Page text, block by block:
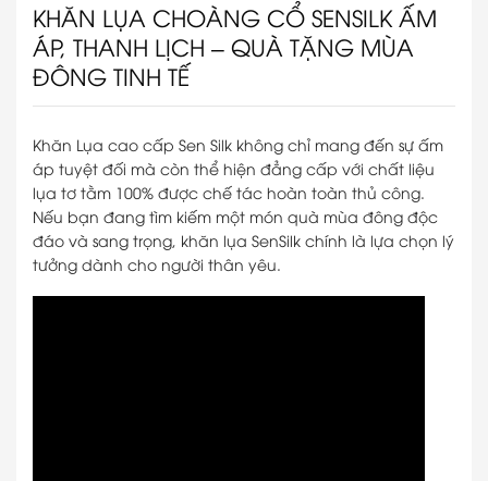
KHĂN LỤA CHOÀNG CỔ SENSILK ẤM
ÁP, THANH LỊCH – QUÀ TẶNG MÙA
ĐÔNG TINH TẾ
Khăn Lụa cao cấp Sen Silk không chỉ mang đến sự ấm
áp tuyệt đối mà còn thể hiện đẳng cấp với chất liệu
lụa tơ tằm 100% được chế tác hoàn toàn thủ công.
Nếu bạn đang tìm kiếm một món quà mùa đông độc
đáo và sang trọng, khăn lụa SenSilk chính là lựa chọn lý
tưởng dành cho người thân yêu.